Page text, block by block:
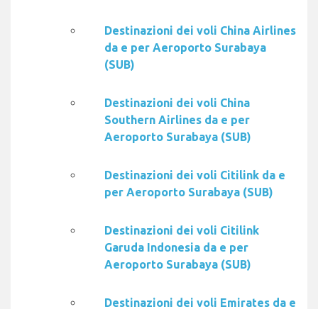
Destinazioni dei voli China Airlines
da e per Aeroporto Surabaya
(SUB)
Destinazioni dei voli China
Southern Airlines da e per
Aeroporto Surabaya (SUB)
Destinazioni dei voli Citilink da e
per Aeroporto Surabaya (SUB)
Destinazioni dei voli Citilink
Garuda Indonesia da e per
Aeroporto Surabaya (SUB)
Destinazioni dei voli Emirates da e